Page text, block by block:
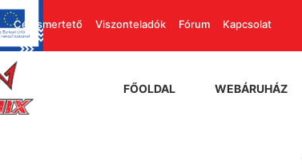
Cégismertető Viszonteladók Fórum Kapcsolat
FŐOLDAL WEBÁRUHÁZ